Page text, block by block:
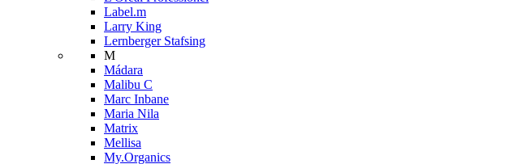
Label.m
Larry King
Lernberger Stafsing
M
Mádara
Malibu C
Marc Inbane
Maria Nila
Matrix
Mellisa
My.Organics